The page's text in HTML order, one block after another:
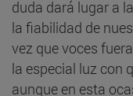
duda dará lugar a
la fiabilidad de
vez que voces
la especial luz con
aunque en esta